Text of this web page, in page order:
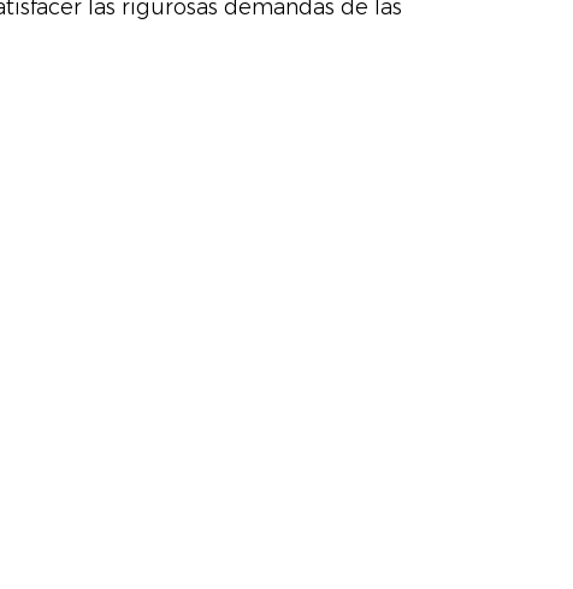
las rigurosas demandas de las